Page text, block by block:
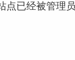
点已经被管理